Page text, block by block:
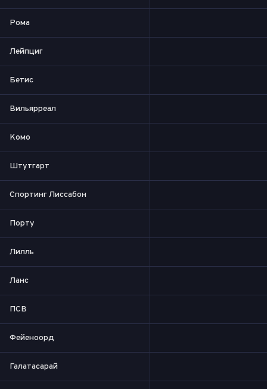
Рома
Лейпциг
Бетис
Вильярреал
Комо
Штутгарт
Спортинг Лиссабон
Порту
Лилль
Ланс
ПСВ
Фейеноорд
Галатасарай